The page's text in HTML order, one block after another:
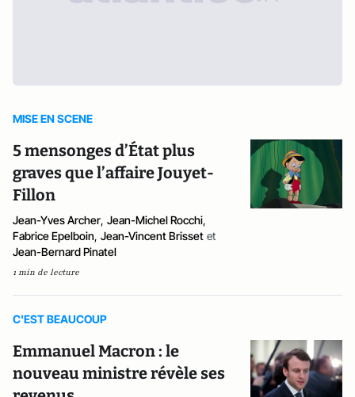
MISE EN SCENE
5 mensonges d’État plus
graves que l’affaire Jouyet-
Fillon
Jean-Yves Archer, Jean-Michel Rocchi,
Fabrice Epelboin, Jean-Vincent Brisset et
Jean-Bernard Pinatel
1 min de lecture
C'EST BEAUCOUP
Emmanuel Macron : le
nouveau ministre révèle ses